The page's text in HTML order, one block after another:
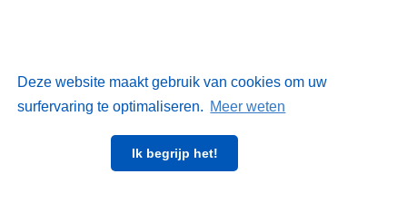
Deze website maakt gebruik van cookies om uw
surfervaring te optimaliseren. Meer weten
Ik begrijp het!